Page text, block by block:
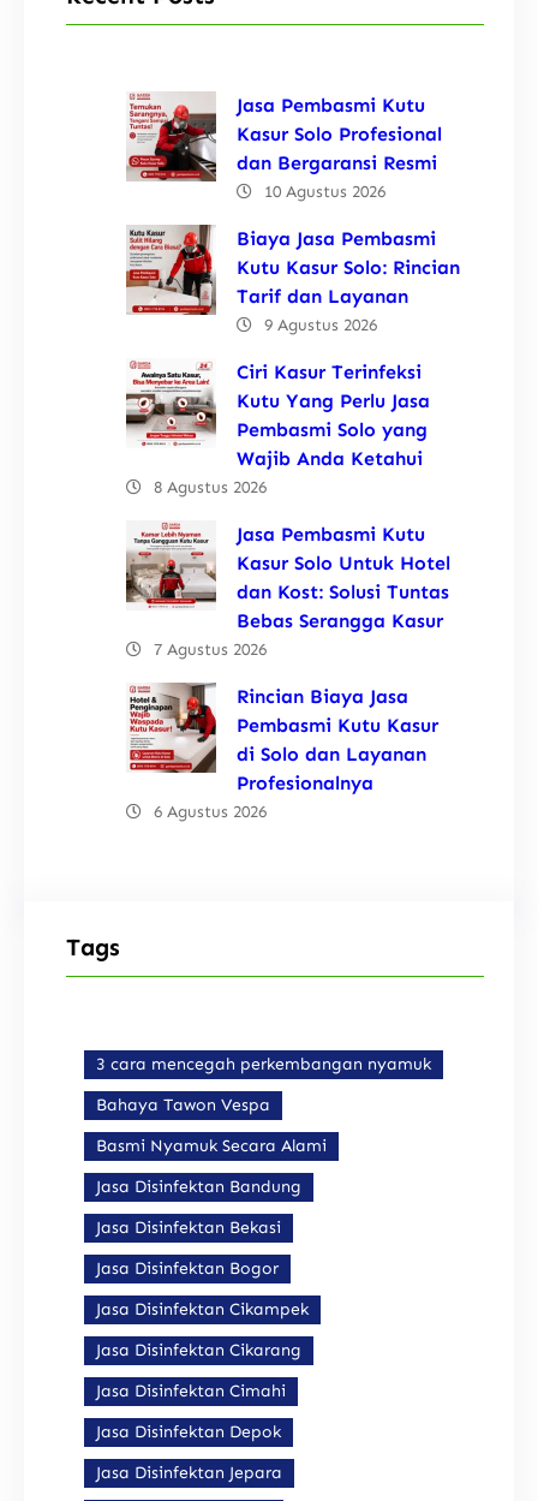
Jasa Pembasmi Kutu
Kasur Solo Profesional
dan Bergaransi Resmi
10 Agustus 2026
Biaya Jasa Pembasmi
Kutu Kasur Solo: Rincian
Tarif dan Layanan
9 Agustus 2026
Ciri Kasur Terinfeksi
Kutu Yang Perlu Jasa
Pembasmi Solo yang
Wajib Anda Ketahui
8 Agustus 2026
Jasa Pembasmi Kutu
Kasur Solo Untuk Hotel
dan Kost: Solusi Tuntas
Bebas Serangga Kasur
7 Agustus 2026
Rincian Biaya Jasa
Pembasmi Kutu Kasur
di Solo dan Layanan
Profesionalnya
6 Agustus 2026
Tags
3 cara mencegah perkembangan nyamuk
Bahaya Tawon Vespa
Basmi Nyamuk Secara Alami
Jasa Disinfektan Bandung
Jasa Disinfektan Bekasi
Jasa Disinfektan Bogor
Jasa Disinfektan Cikampek
Jasa Disinfektan Cikarang
Jasa Disinfektan Cimahi
Jasa Disinfektan Depok
Jasa Disinfektan Jepara